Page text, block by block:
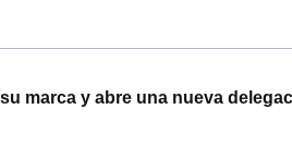
marca y abre una nueva